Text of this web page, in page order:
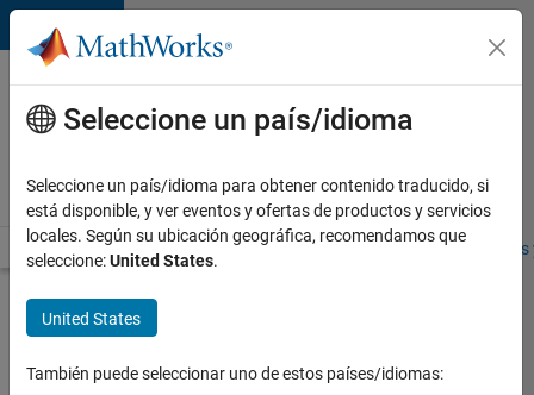
Saltar al contenido
Ofertas
de
empleo
MathWorks
Visión general Búsqueda de empleo Oficinas locales
Enviar
solicitud
Seleccione un país/idioma
Seleccione un país/idioma para obtener contenido traducido, si
está disponible, y ver eventos y ofertas de productos y servicios
locales. Según su ubicación geográfica, recomendamos que
seleccione:United States.
United States
También puede seleccionar uno de estos países/idiomas: